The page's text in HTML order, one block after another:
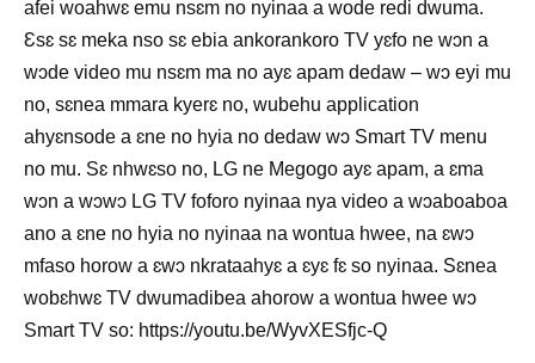
afei woahwɛ emu nsɛm no nyinaa a wode redi dwuma.
Ɛsɛ sɛ meka nso sɛ ebia ankorankoro TV yɛfo ne wɔn a
wɔde video mu nsɛm ma no ayɛ apam dedaw – wɔ eyi mu
no, sɛnea mmara kyerɛ no, wubehu application
ahyɛnsode a ɛne no hyia no dedaw wɔ Smart TV menu
no mu. Sɛ nhwɛso no, LG ne Megogo ayɛ apam, a ɛma
wɔn a wɔwɔ LG TV foforo nyinaa nya video a wɔaboaboa
ano a ɛne no hyia no nyinaa na wontua hwee, na ɛwɔ
mfaso horow a ɛwɔ nkrataahyɛ a ɛyɛ fɛ so nyinaa. Sɛnea
wobɛhwɛ TV dwumadibea ahorow a wontua hwee wɔ
Smart TV so: https://youtu.be/WyvXESfjc-Q